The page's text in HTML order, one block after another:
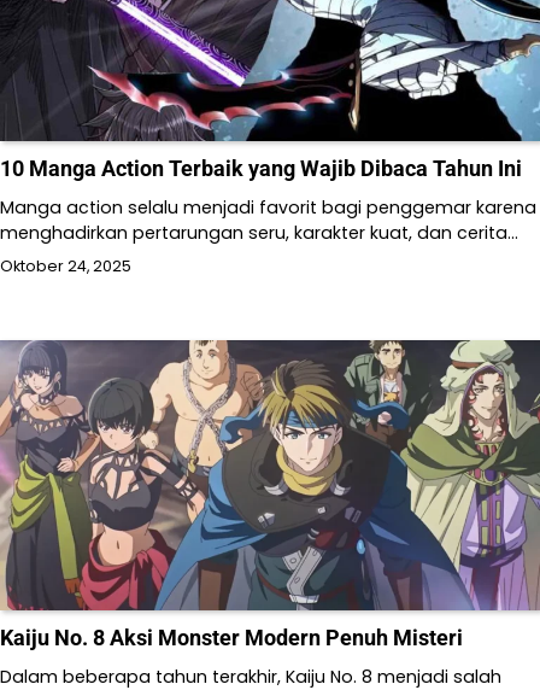
10 Manga Action Terbaik yang Wajib Dibaca Tahun Ini
Manga action selalu menjadi favorit bagi penggemar karena
menghadirkan pertarungan seru, karakter kuat, dan cerita…
Oktober 24, 2025
Kaiju No. 8 Aksi Monster Modern Penuh Misteri
Dalam beberapa tahun terakhir, Kaiju No. 8 menjadi salah